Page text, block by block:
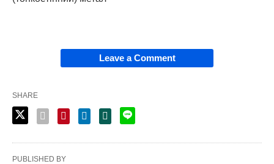
Leave a Comment
SHARE
PUBLISHED BY